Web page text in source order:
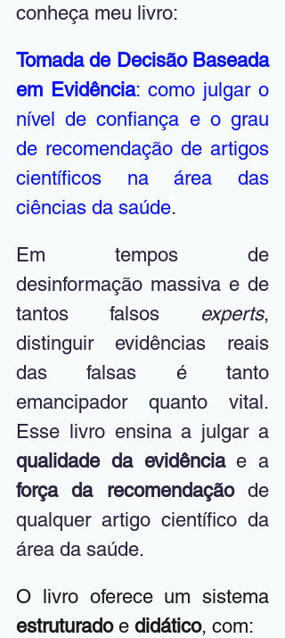
conheça meu livro:
Tomada de Decisão Baseada
em Evidência: como julgar o
nível de confiança e o grau
de recomendação de artigos
científicos na área das
ciências da saúde.
Em tempos de
desinformação massiva e de
tantos falsos experts,
distinguir evidências reais
das falsas
é tanto
emancipador quanto vital.
qualidade da evidência
força da recomendação de
qualquer artigo científico da
área da saúde.
estruturado e didático, com: